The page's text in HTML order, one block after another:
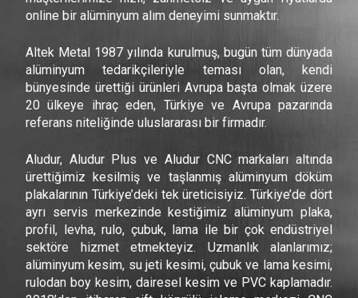
online bir alüminyum alım deneyimi sunmaktır.
Altek Metal 1987 yılında kurulmuş, bugün tüm dünyada
alüminyum tedarikçileriyle teması olan, kendi
bünyesinde ürettiği ürünleri Avrupa başta olmak üzere
20 ülkeye ihraç eden, Türkiye ve Avrupa pazarında
referans niteliğinde uluslararası bir firmadır.
Aludur, Aludur Plus ve Aludur CNC markaları altında
ürettiğimiz kesilmiş ve taşlanmış alüminyum döküm
plakalarının Türkiye’deki tek üreticisiyiz. Türkiye’de dört
ayrı servis merkezinde kestiğimiz alüminyum plaka,
profil, levha, rulo, çubuk, lama ile bir çok endüstriyel
sektöre hizmet etmekteyiz. Uzmanlık alanlarımız;
alüminyum kesim, su jeti kesimi, çubuk ve lama kesimi,
rulodan boy kesim, dairesel kesim ve PVC kaplamadır.